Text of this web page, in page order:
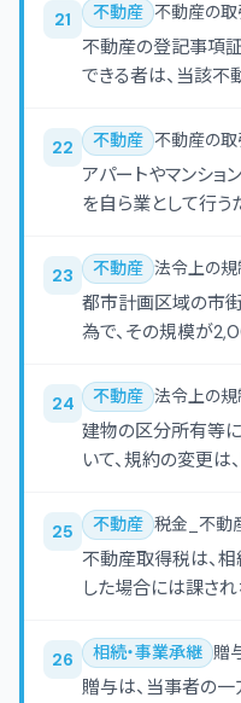
21 不動産 不動産の
不動産の登記事項
できる者は、当該不
22 不動産 不動産の
アパートやマンショ
を自ら業として行う
23 不動産 法令上の
都市計画区域の市
為で、その規模が
要はない。
24 不動産 法令上の
建物の区分所有等
いて、規約の変更
ばならない。
25 不動産 税金_不動
不動産取得税は、
した場合には課され
26 相続・事業承継 贈
贈与は、当事者の